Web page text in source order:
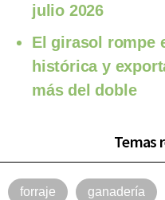
julio 2026
El girasol rompe
histórica y
más del doble
Temas
forraje ganadería